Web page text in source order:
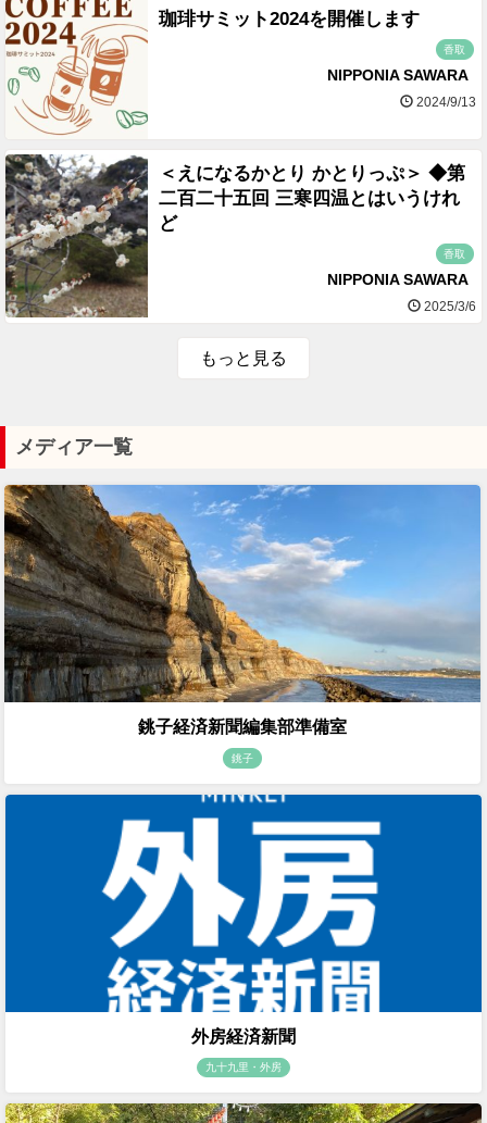
珈琲サミット2024を開催します
香取
NIPPONIA SAWARA
2024/9/13
＜えになるかとり かとりっぷ＞ ◆第
二百二十五回 三寒四温とはいうけれ
ど
香取
NIPPONIA SAWARA
2025/3/6
もっと見る
メディア一覧
銚子経済新聞編集部準備室
銚子
外房経済新聞
九十九里・外房